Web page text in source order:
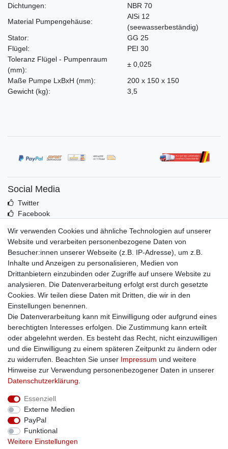
Dichtungen:
NBR 70
Material Pumpengehäuse:
AlSi 12
(seewasserbeständig)
Stator:
GG 25
Flügel:
PEI 30
Toleranz Flügel - Pumpenraum
(mm):
± 0,025
Maße Pumpe LxBxH (mm):
200 x 150 x 150
Gewicht (kg): 3,5
Social Media
Twitter
Facebook
Mehr über uns
Kontakt
Impressum
Zusatzinfos
AGB
Altölentsorgung
Batterieentsorgung
Datenschutz
Lieferbedingungen
Widerrufsbelehrung
Widerrufsformular
Zahlungsarten
Bankdaten
SSL: Sicher einkaufen!
Wir verwenden Cookies und ähnliche Technologien auf unserer
Website und verarbeiten personenbezogene Daten von
Besucher:innen unserer Webseite (z.B. IP-Adresse), um z.B.
Inhalte und Anzeigen zu personalisieren, Medien von
Drittanbietern einzubinden oder Zugriffe auf unsere Website zu
analysieren. Die Datenverarbeitung erfolgt erst durch gesetzte
Cookies. Wir teilen diese Daten mit Dritten, die wir in den
Einstellungen benennen.
Die Datenverarbeitung kann mit Einwilligung oder aufgrund eines
berechtigten Interesses erfolgen. Die Zustimmung kann erteilt
oder abgelehnt werden. Es besteht das Recht, nicht einzuwilligen
und die Einwilligung zu einem späteren Zeitpunkt zu ändern oder
zu widerrufen. Beachten Sie unser Impressum und weitere
Hinweise zur Verwendung personenbezogener Daten in unserer
Daten­schutz­erklärung
Essenziell
Externe Medien
PayPal
Funktional
Weitere Einstellungen